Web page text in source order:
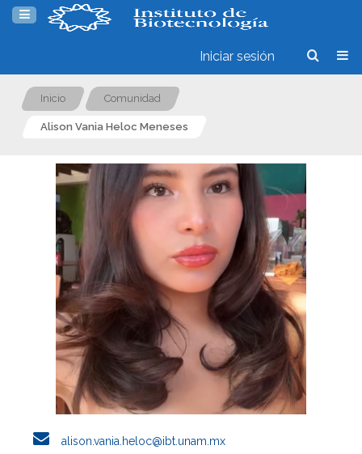
Iniciar sesión
Inicio Comunidad
Alison Vania Heloc Meneses
alison.vania.heloc@ibt.unam.mx